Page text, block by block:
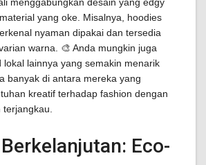
yang oke. Misalnya, hoodies
nyaman dipakai dan tersedia
warna. 🎨 Anda mungkin juga
lokal lainnya yang semakin menarik
banyak di antara mereka yang
kreatif terhadap fashion dengan
Eco-